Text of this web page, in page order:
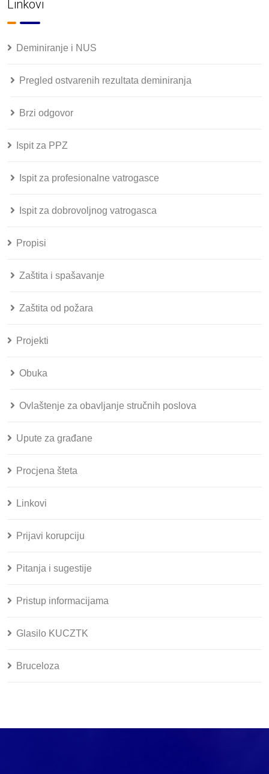
Linkovi
Deminiranje i NUS
Pregled ostvarenih rezultata deminiranja
Brzi odgovor
Ispit za PPZ
Ispit za profesionalne vatrogasce
Ispit za dobrovoljnog vatrogasca
Propisi
Zaštita i spašavanje
Zaštita od požara
Projekti
Obuka
Ovlaštenje za obavljanje stručnih poslova
Upute za građane
Procjena šteta
Linkovi
Prijavi korupciju
Pitanja i sugestije
Pristup informacijama
Glasilo KUCZTK
Bruceloza